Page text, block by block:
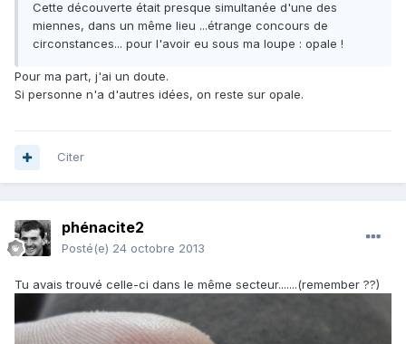
Cette découverte était presque simultanée d'une des
miennes, dans un même lieu ...étrange concours de
circonstances... pour l'avoir eu sous ma loupe : opale !
Pour ma part, j'ai un doute.
Si personne n'a d'autres idées, on reste sur opale.
Citer
phénacite2
Posté(e) 24 octobre 2013
Tu avais trouvé celle-ci dans le même secteur.......(remember ??)